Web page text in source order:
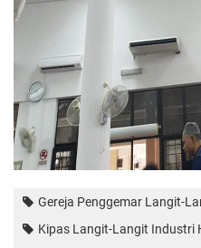
Gereja Penggemar Langit-
Kipas Langit-Langit Industri